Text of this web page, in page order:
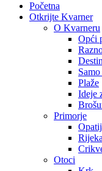
Početna
Otkrijte Kvarner
O Kvarneru
Opći
Plaže
Ideje
Primorje
Otoci